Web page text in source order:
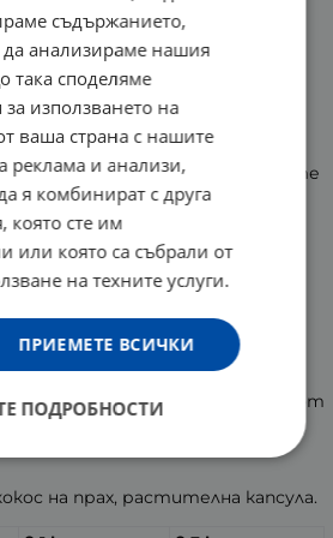
вегани и вегетарианци.
на активния въглен:
на тялото.
за елиминиране последиците
вкл махмурлук.
при неразположения на
тракт.
на бъбреците.
работа на
на нормлни стойности
на състоянието на кожата.
на неприятната миризма от
на прах, растителна капсула.
съдържанието,
да анализираме нашия
така споделяме
използването на
ваша страна с нашите
реклама и анализи,
я комбинират с друга
сте им
или която са събрали от
на техните услуги.
ПРИЕМЕТЕ ВСИЧКИ
ПОДРОБНОСТИ